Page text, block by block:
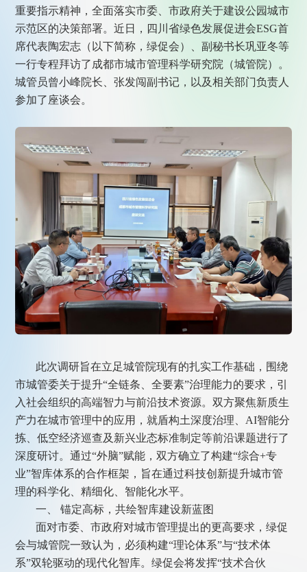
重要指示精神，全面落实市委、市政府关于建设公园城市
示范区的决策部署。近日，四川省绿色发展促进会ESG首
席代表陶宏志（以下简称，绿促会）、副秘书长巩亚冬等
一行专程拜访了成都市城市管理科学研究院（城管院）。
城管员曾小峰院长、张发闯副书记，以及相关部门负责人
参加了座谈会。
此次调研旨在立足城管院现有的扎实工作基础，围绕
市城管委关于提升“全链条、全要素”治理能力的要求，引
入社会组织的高端智力与前沿技术资源。双方聚焦新质生
产力在城市管理中的应用，就盾构土深度治理、AI智能分
拣、低空经济巡查及新兴业态标准制定等前沿课题进行了
深度研讨。通过“外脑”赋能，双方确立了构建“综合+专
业”智库体系的合作框架，旨在通过科技创新提升城市管
理的科学化、精细化、智能化水平。
一、 锚定高标，共绘智库建设新蓝图
面对市委、市政府对城市管理提出的更高要求，绿促
会与城管院一致认为，必须构建“理论体系”与“技术体
系”双轮驱动的现代化智库。绿促会将发挥“技术合伙